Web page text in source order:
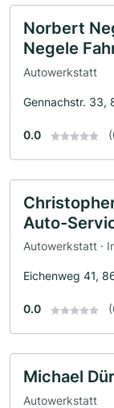
Norbert
Negele
Autowerkstatt
Gennachstr. 33,
0.0
Auto-
Autowerkstatt ·
Eichenweg 41,
0.0
Michael
Autowerkstatt